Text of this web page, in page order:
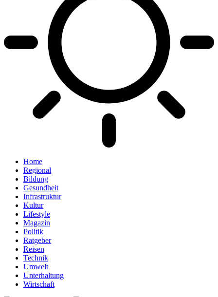
Home
Regional
Bildung
Gesundheit
Infrastruktur
Kultur
Lifestyle
Magazin
Politik
Ratgeber
Reisen
Technik
Umwelt
Unterhaltung
Wirtschaft